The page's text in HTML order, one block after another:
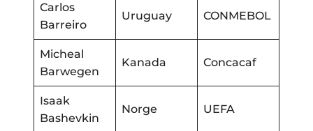
Carlos
Barreiro
Uruguay CONMEBOL
Micheal
Barwegen
Kanada Concacaf
Isaak
Bashevkin
Norge UEFA